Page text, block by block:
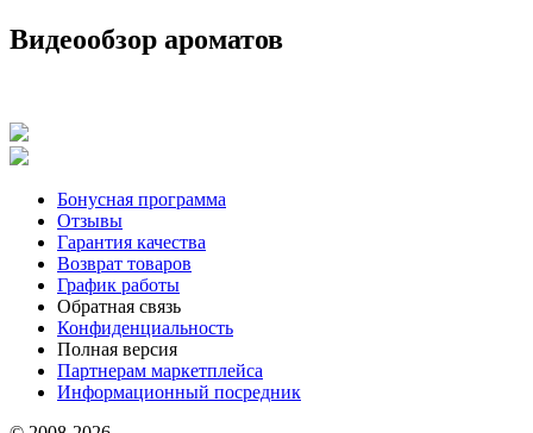
Видеообзор ароматов
Бонусная программа
Отзывы
Гарантия качества
Возврат товаров
График работы
Обратная связь
Конфиденциальность
Полная версия
Партнерам маркетплейса
Информационный посредник